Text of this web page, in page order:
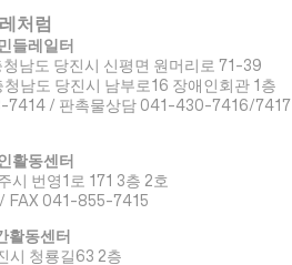
처럼
들레일터
남도 당진시 신평면 원머리로 71-39
남도 당진시 남부로16 장애인회관 1층
7414 / 판촉물상담 041-430-7416/7417
활동센터
시 번영1로 171 3층 2호
FAX 041-855-7415
활동센터
시 청룡길63 2층